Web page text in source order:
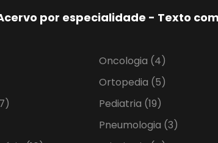
por especialidade - Texto
Oncologia (4)
Ortopedia (5)
Pediatria (19)
Pneumologia (3)